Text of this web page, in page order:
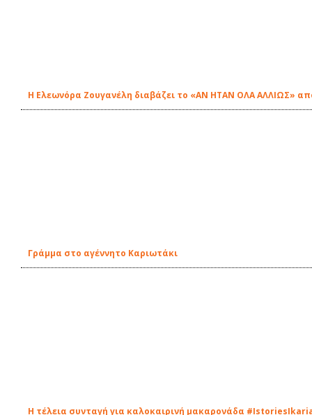
Η Ελεωνόρα Ζουγανέλη διαβάζει το «ΑΝ ΗΤΑΝ ΟΛΑ ΑΛΛΙΩΣ»
Γράμμα στο αγέννητο Καριωτάκι
Η τέλεια συνταγή για καλοκαιρινή μακαρονάδα